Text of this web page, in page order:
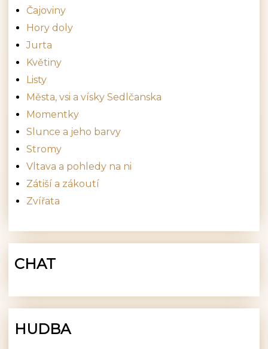
Čajoviny
Hory doly
Jurta
Květiny
Listy
Města, vsi a vísky Sedlčanska
Momentky
Slunce a jeho barvy
Stromy
Vltava a pohledy na ni
Zátiší a zákoutí
Zvířata
CHAT
HUDBA